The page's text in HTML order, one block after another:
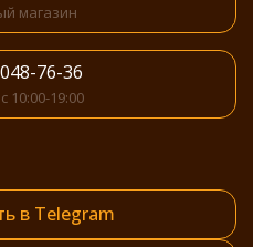
магазин
76-36
10:00-19:00
в Telegram